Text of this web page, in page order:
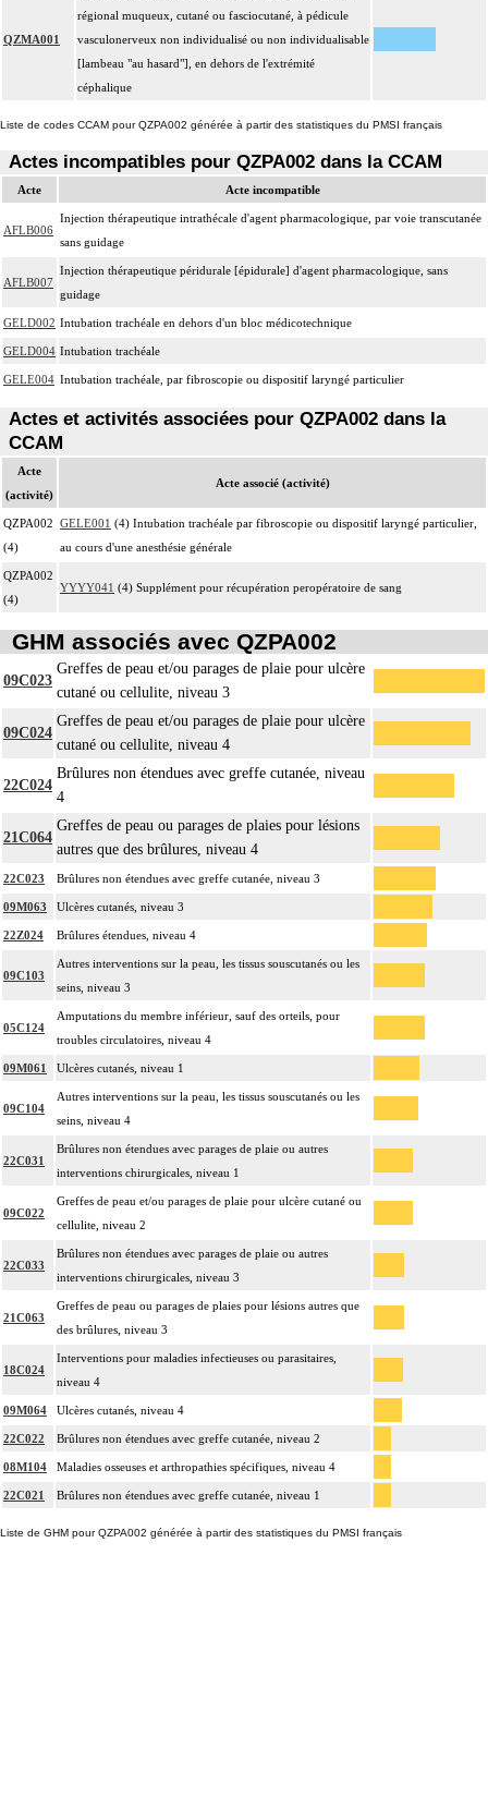
QZMA001
régional muqueux, cutané ou fasciocutané, à pédicule
vasculonerveux non individualisé ou non individualisable
[lambeau "au hasard"], en dehors de l'extrémité
céphalique
Liste de codes CCAM pour QZPA002 générée à partir des statistiques du PMSI français
Actes incompatibles pour QZPA002 dans la CCAM
Acte Acte incompatible
AFLB006
Injection thérapeutique intrathécale d'agent pharmacologique, par voie transcutanée
sans guidage
AFLB007
Injection thérapeutique péridurale [épidurale] d'agent pharmacologique, sans
guidage
GELD002 Intubation trachéale en dehors d'un bloc médicotechnique
GELD004 Intubation trachéale
GELE004 Intubation trachéale, par fibroscopie ou dispositif laryngé particulier
Actes et activités associées pour QZPA002 dans la
CCAM
Acte
(activité)
Acte associé (activité)
QZPA002
(4)
GELE001 (4) Intubation trachéale par fibroscopie ou dispositif laryngé particulier,
au cours d'une anesthésie générale
QZPA002
(4)
YYYY041 (4) Supplément pour récupération peropératoire de sang
GHM associés avec QZPA002
09C023
Greffes de peau et/ou parages de plaie pour ulcère
cutané ou cellulite, niveau 3
09C024
Greffes de peau et/ou parages de plaie pour ulcère
cutané ou cellulite, niveau 4
22C024
Brûlures non étendues avec greffe cutanée, niveau
4
21C064
Greffes de peau ou parages de plaies pour lésions
autres que des brûlures, niveau 4
22C023 Brûlures non étendues avec greffe cutanée, niveau 3
09M063 Ulcères cutanés, niveau 3
22Z024 Brûlures étendues, niveau 4
09C103
Autres interventions sur la peau, les tissus souscutanés ou les
seins, niveau 3
05C124
Amputations du membre inférieur, sauf des orteils, pour
troubles circulatoires, niveau 4
09M061 Ulcères cutanés, niveau 1
09C104
Autres interventions sur la peau, les tissus souscutanés ou les
seins, niveau 4
22C031
Brûlures non étendues avec parages de plaie ou autres
interventions chirurgicales, niveau 1
09C022
Greffes de peau et/ou parages de plaie pour ulcère cutané ou
cellulite, niveau 2
22C033
Brûlures non étendues avec parages de plaie ou autres
interventions chirurgicales, niveau 3
21C063
Greffes de peau ou parages de plaies pour lésions autres que
des brûlures, niveau 3
18C024
Interventions pour maladies infectieuses ou parasitaires,
niveau 4
09M064 Ulcères cutanés, niveau 4
22C022 Brûlures non étendues avec greffe cutanée, niveau 2
08M104 Maladies osseuses et arthropathies spécifiques, niveau 4
22C021 Brûlures non étendues avec greffe cutanée, niveau 1
Liste de GHM pour QZPA002 générée à partir des statistiques du PMSI français